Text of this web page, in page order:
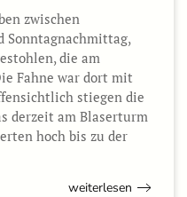
zwischen
Sonntagnachmittag,
die am
Fahne war dort mit
stiegen die
derzeit am Blaserturm
hoch bis zu der
weiterlesen